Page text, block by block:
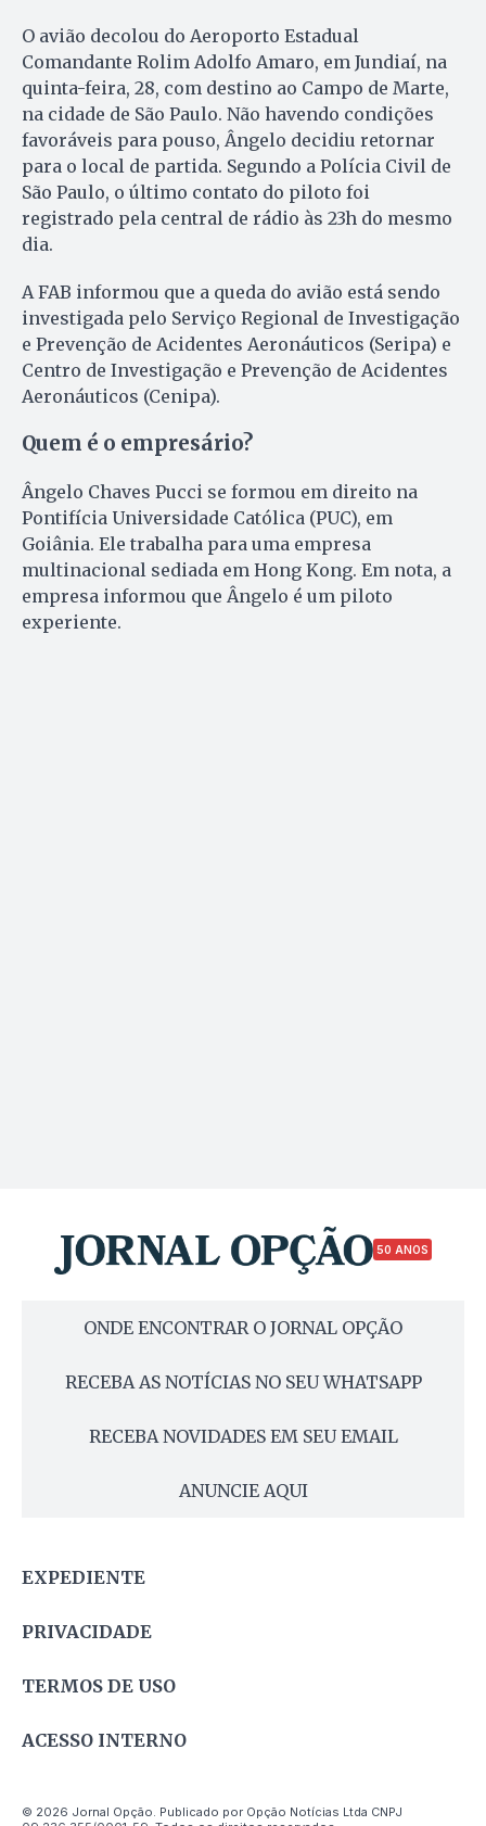
O avião decolou do Aeroporto Estadual
Comandante Rolim Adolfo Amaro, em Jundiaí, na
quinta-feira, 28, com destino ao Campo de Marte,
na cidade de São Paulo. Não havendo condições
favoráveis para pouso, Ângelo decidiu retornar
para o local de partida. Segundo a Polícia Civil de
São Paulo, o último contato do piloto foi
registrado pela central de rádio às 23h do mesmo
dia.
A FAB informou que a queda do avião está sendo
investigada pelo Serviço Regional de Investigação
e Prevenção de Acidentes Aeronáuticos (Seripa) e
Centro de Investigação e Prevenção de Acidentes
Aeronáuticos (Cenipa).
Quem é o empresário?
Ângelo Chaves Pucci se formou em direito na
Pontifícia Universidade Católica (PUC), em
Goiânia. Ele trabalha para uma empresa
multinacional sediada em Hong Kong. Em nota, a
empresa informou que Ângelo é um piloto
experiente.
50 ANOS
ONDE ENCONTRAR O JORNAL OPÇÃO
RECEBA AS NOTÍCIAS NO SEU WHATSAPP
RECEBA NOVIDADES EM SEU EMAIL
ANUNCIE AQUI
EXPEDIENTE
PRIVACIDADE
TERMOS DE USO
ACESSO INTERNO
© 2026 Jornal Opção. Publicado por Opção Notícias Ltda CNPJ